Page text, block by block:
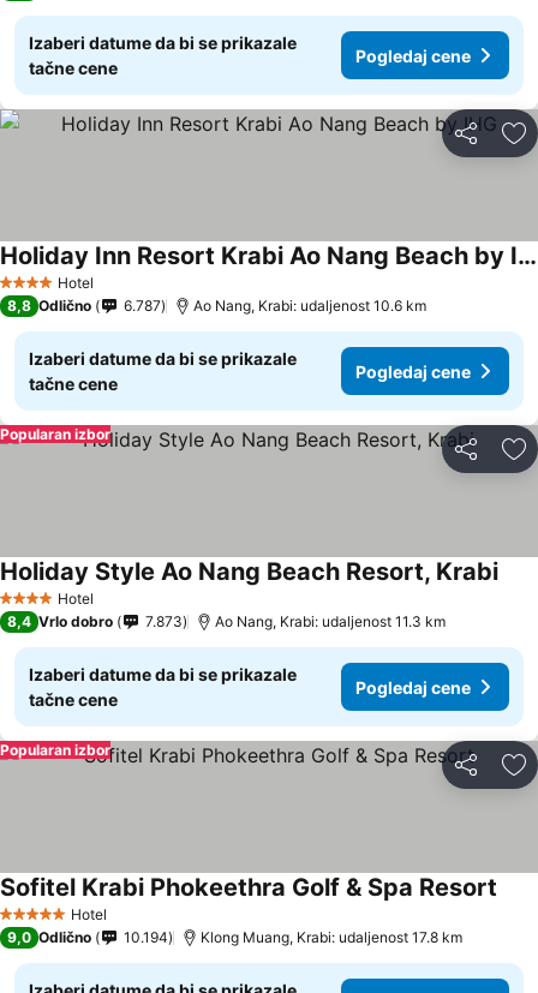
Izaberi datume da bi se prikazale
tačne cene
Pogledaj cene
Deli
4 ZvezdiceHotel
Holiday Inn Resort Krabi Ao Nang Beach by IHG
8,8 Odlično 6.787 Ao Nang, Krabi: udaljenost 10.6 km
Izaberi datume da bi se prikazale
tačne cene
Pogledaj cene
Deli
Popularan izbor
4 ZvezdiceHotel
Holiday Style Ao Nang Beach Resort, Krabi
8,4 Vrlo dobro 7.873 Ao Nang, Krabi: udaljenost 11.3 km
Izaberi datume da bi se prikazale
tačne cene
Pogledaj cene
Deli
Popularan izbor
5 ZvezdiceHotel
Sofitel Krabi Phokeethra Golf & Spa Resort
9,0 Odlično 10.194 Klong Muang, Krabi: udaljenost 17.8 km